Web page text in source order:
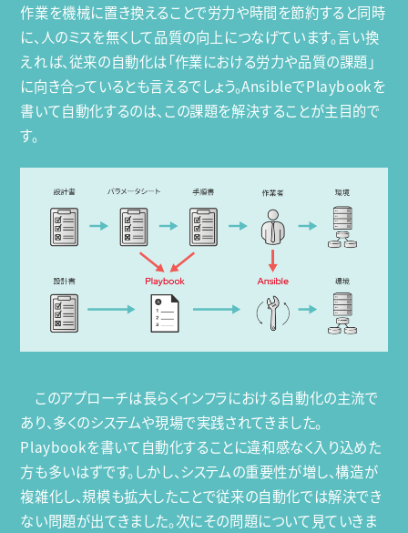
作業を機械に置き換えることで労力や時間を節約すると同時
に、人のミスを無くして品質の向上につなげています。言い換
えれば、従来の自動化は「作業における労力や品質の課題」
に向き合っているとも言えるでしょう。AnsibleでPlaybookを
書いて自動化するのは、この課題を解決することが主目的で
す。
このアプローチは長らくインフラにおける自動化の主流で
あり、多くのシステムや現場で実践されてきました。
Playbookを書いて自動化することに違和感なく入り込めた
方も多いはずです。しかし、システムの重要性が増し、構造が
複雑化し、規模も拡大したことで従来の自動化では解決でき
ない問題が出てきました。次にその問題について見ていきま